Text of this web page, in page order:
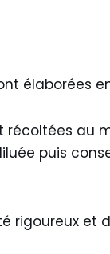
élaborées
au
puis
rigoureux et